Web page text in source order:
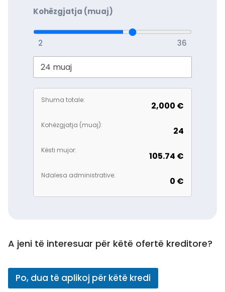
Kohëzgjatja (muaj)
2 36
Shuma totale:
2,000 €
Kohëzgjatja (muaj):
24
Kësti mujor:
105.74 €
Ndalesa administrative:
0 €
A jeni të interesuar për këtë ofertë kreditore?
Po, dua të aplikoj për këtë kredi